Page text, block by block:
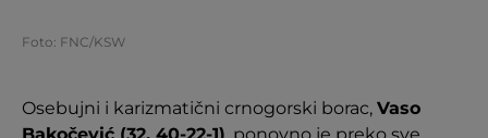
Foto: FNC/KSW
Osebujni i karizmatični crnogorski borac, Vaso